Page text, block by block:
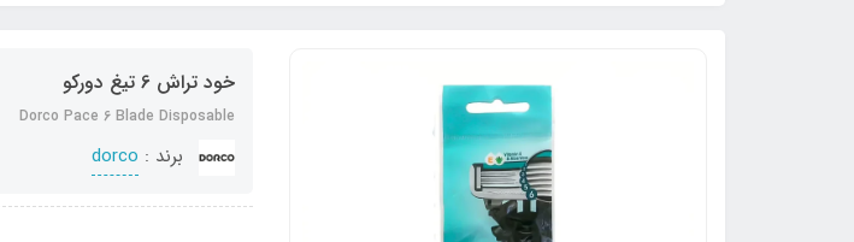
خود تراش 6 تیغ دورکو
Dorco Pace 6 Blade Disposable
برند : dorco